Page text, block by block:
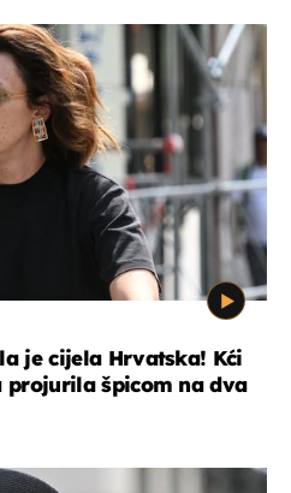
je cijela Hrvatska! Kći
projurila špicom na dva